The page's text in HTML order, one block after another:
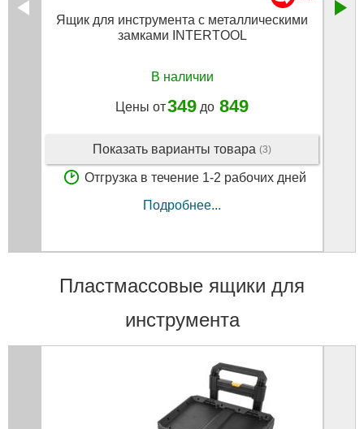
Ящик для инструмента с металлическими
замками INTERTOOL
В наличии
Цены от349 до 849
Показать варианты товара (3)
Отгрузка в течение 1-2 рабочих дней
Подробнее...
Пластмассовые ящики для
инструмента